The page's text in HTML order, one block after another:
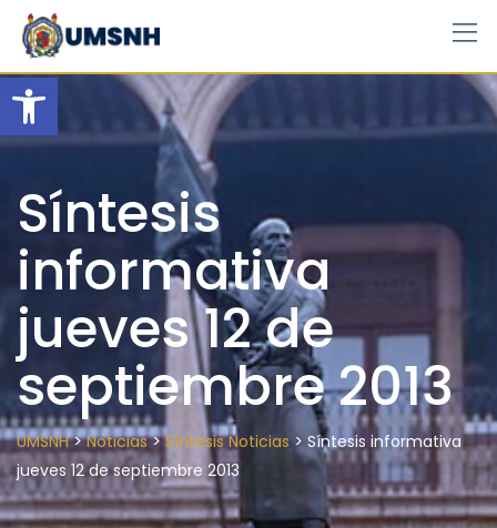
Open toolbar
Skip
content
Síntesis
informativa
jueves 12 de
septiembre 2013
UMSNH>Noticias>Síntesis Noticias> Síntesis informativa
jueves 12 de septiembre 2013